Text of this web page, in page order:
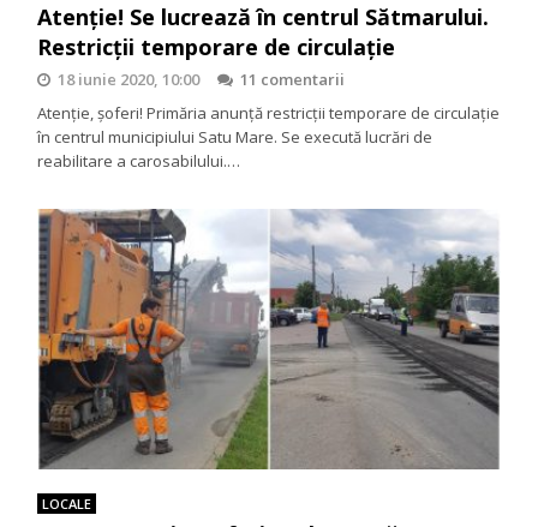
Atenție! Se lucrează în centrul Sătmarului.
Restricții temporare de circulație
18 iunie 2020, 10:00
11 comentarii
Atenție, șoferi! Primăria anunță restricții temporare de circulație
în centrul municipiului Satu Mare. Se execută lucrări de
reabilitare a carosabilului.…
LOCALE